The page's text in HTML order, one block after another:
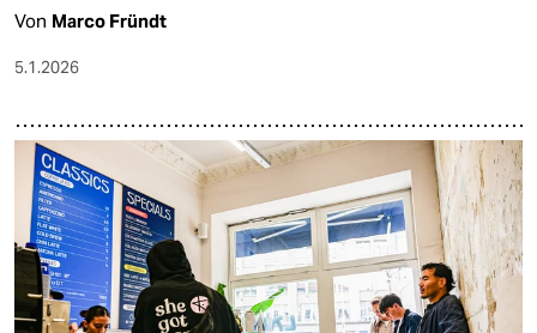
Von Marco Fründt
5.1.2026